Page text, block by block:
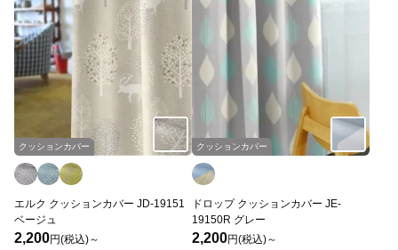
クッションカバー
エルク クッションカバー JD-19151
ベージュ
2,200円(税込)～
クッションカバー
ドロップ クッションカバー JE-
19150R グレー
2,200円(税込)～